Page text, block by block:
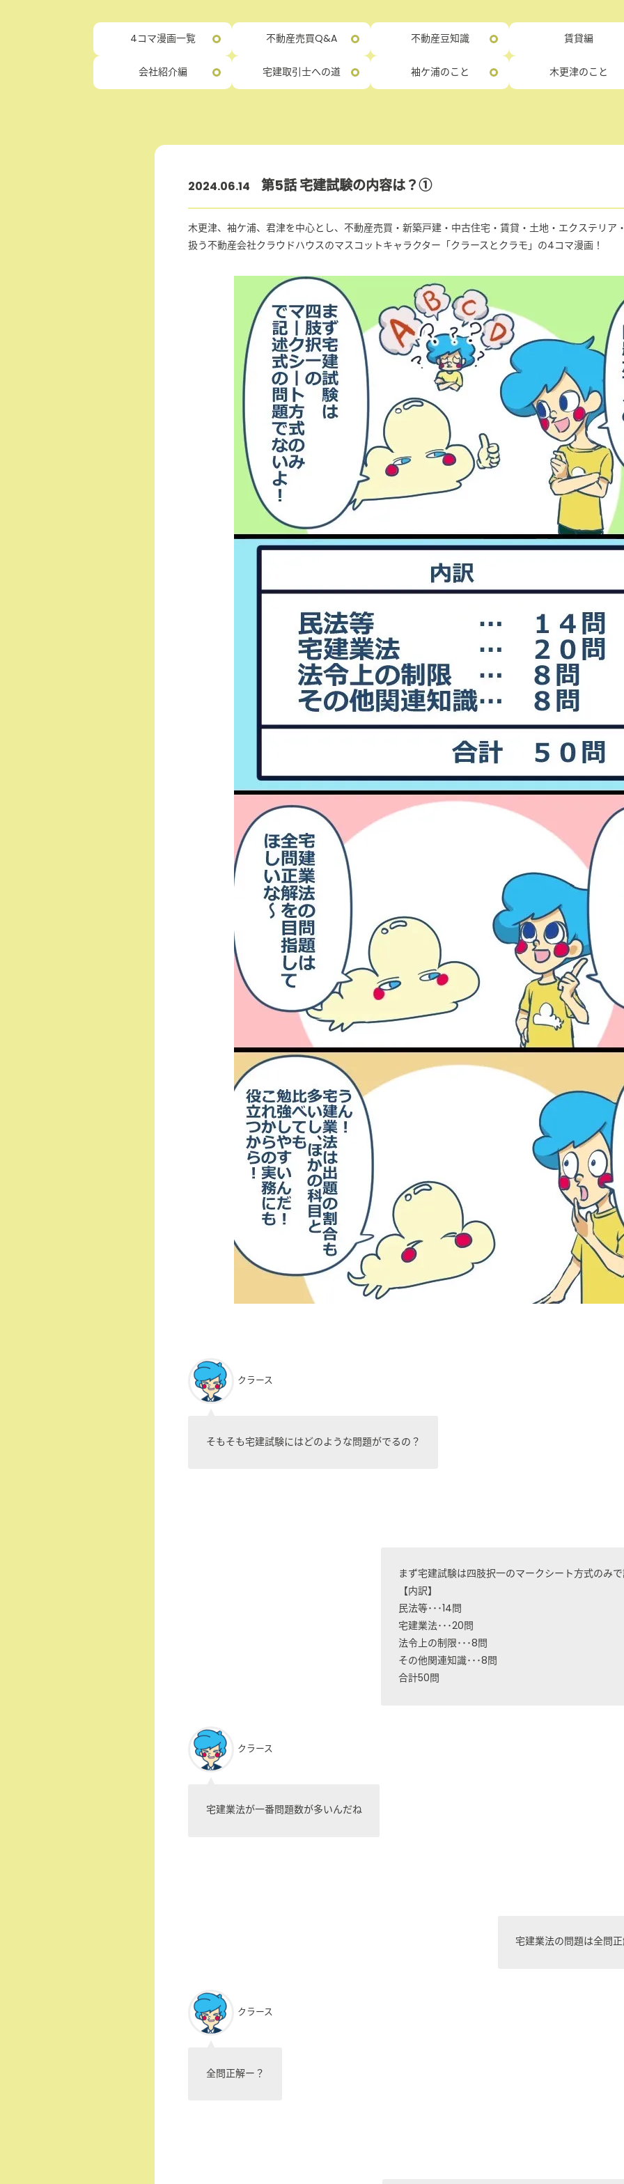
4コマ漫画一覧 不動産売買Q&A 不動産豆知識 賃貸編
会社紹介編 宅建取引士への道 袖ケ浦のこと 木更津のこと
2024.06.14 第5話 宅建試験の内容は？①
木更津、袖ケ浦、君津を中心とし、不動産売買・新築戸建・中古住宅・賃貸・土地・エクステリア
扱う不動産会社クラウドハウスのマスコットキャラクター「クラースとクラモ」の4コマ漫画！
クラース
そもそも宅建試験にはどのような問題がでるの？
まず宅建試験は四肢択一のマークシート方式のみ
【内訳】
民法等･･･14問
宅建業法･･･20問
法令上の制限･･･8問
その他関連知識･･･8問
合計50問
クラース
宅建業法が一番問題数が多いんだね
宅建業法の問題は全問
クラース
全問正解ー？